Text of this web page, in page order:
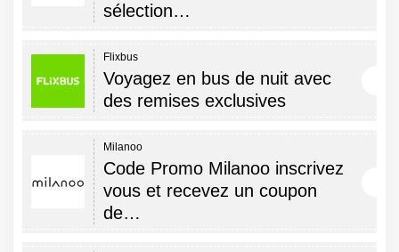
sélection…
Flixbus
Voyagez en bus de nuit avec
des remises exclusives
Milanoo
Code Promo Milanoo inscrivez
vous et recevez un coupon
de…